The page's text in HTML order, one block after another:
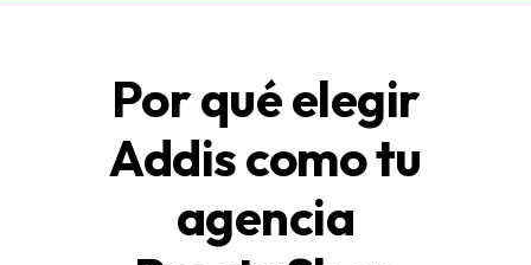
Por qué elegir
Addis como tu
agencia